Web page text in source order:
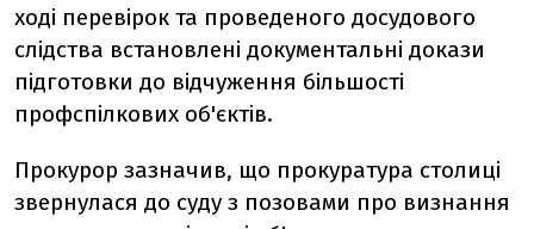
ході перевірок та проведеного досудового
слідства встановлені документальні докази
підготовки до відчуження більшості
профспілкових об'єктів.
Прокурор зазначив, що прокуратура столиці
звернулася до суду з позовами про визнання